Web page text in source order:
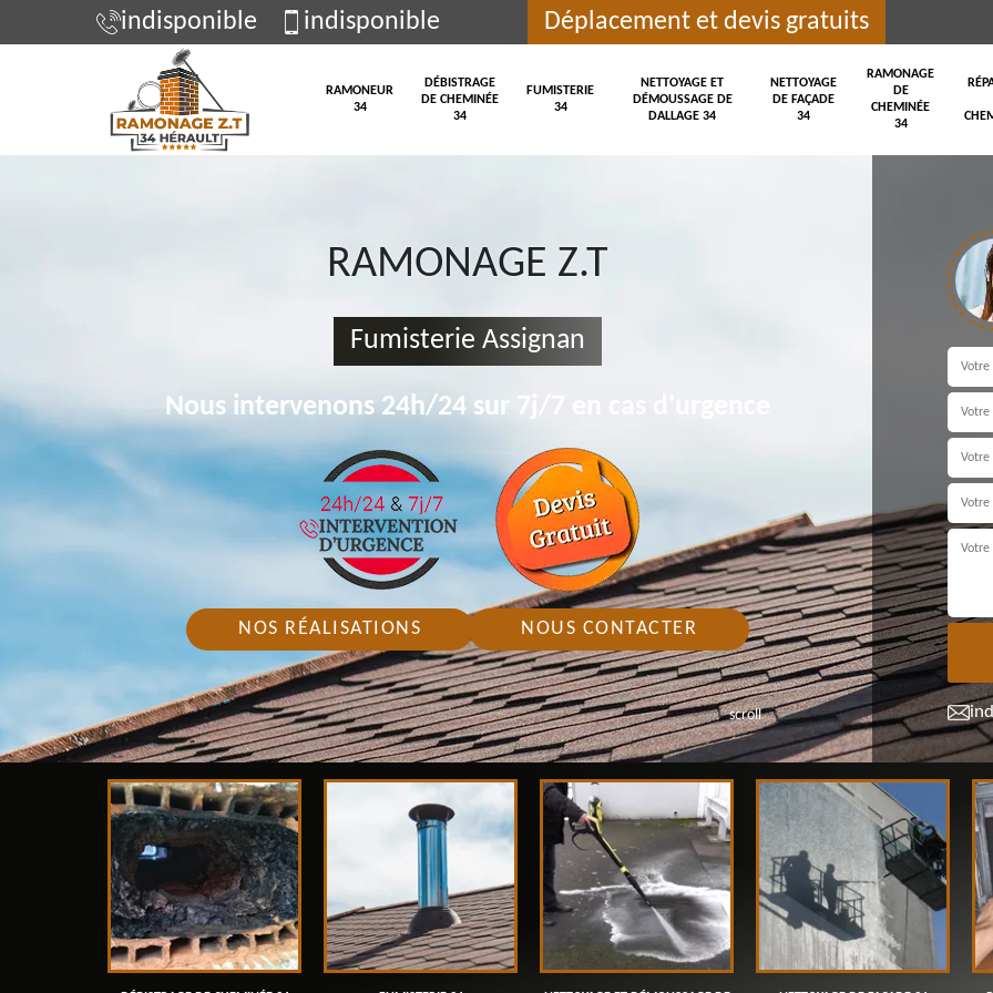
indisponible indisponible Déplacement et devis gratuits
RAMONEUR
34
DÉBISTRAGE
DE CHEMINÉE
34
FUMISTERIE
34
NETTOYAGE ET
DÉMOUSSAGE DE
DALLAGE 34
NETTOYAGE
DE FAÇADE
34
RAMONAGE
DE
CHEMINÉE
34
scroll
RAMONAGE Z.T
Fumisterie Assignan
Nous intervenons 24h/24 sur 7j/7 en cas d'urgence
NOS RÉALISATIONS NOUS CONTACTER